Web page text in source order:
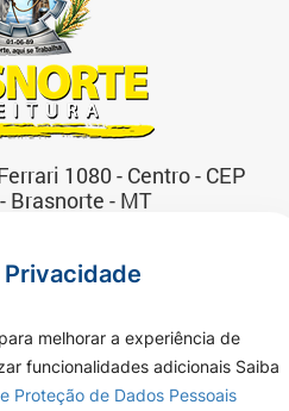
1080 - Centro - CEP
Brasnorte - MT
feira
reservados.
Privacidade
melhorar a experiência de
funcionalidades adicionais Saiba
Proteção de Dados Pessoais